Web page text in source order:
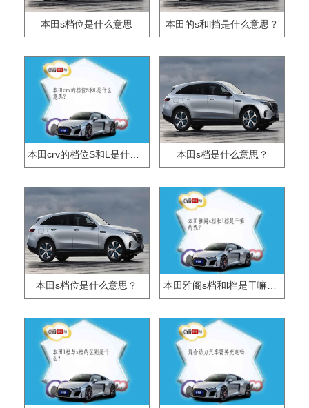
本田s档位是什么意思 本田的s和l挡是什么意思？
本田crv的档位S和L是什么意思？ 本田s档是什么意思？
本田s档位是什么意思？ 本田雅阁s档和l档是干嘛的呢?